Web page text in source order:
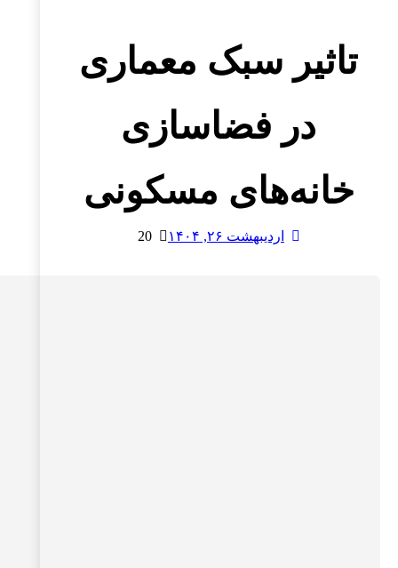
تاثیر سبک معماری
در فضاسازی
خانه‌های مسکونی
اردیبهشت ۲۶, ۱۴۰۴ 20